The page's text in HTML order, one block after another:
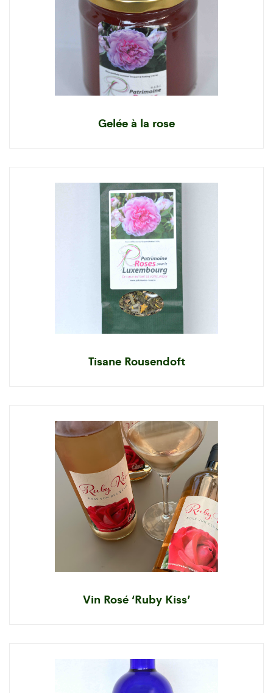
Gelée à la rose
Tisane Rousendoft
Vin Rosé ‘Ruby Kiss’